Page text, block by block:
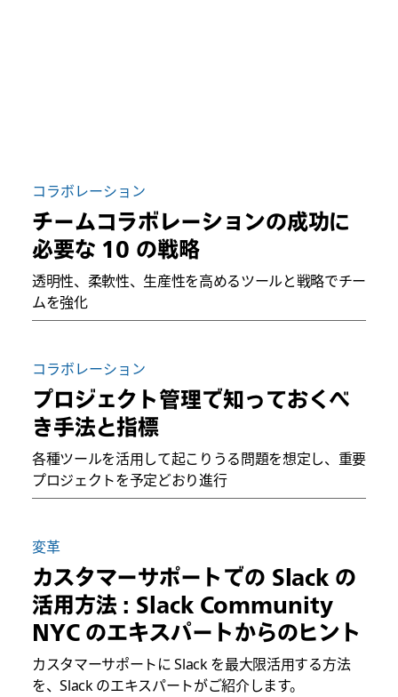
コラボレーション
チームコラボレーションの成功に
必要な 10 の戦略
透明性、柔軟性、生産性を高めるツールと戦略でチー
ムを強化
コラボレーション
プロジェクト管理で知っておくべ
き手法と指標
各種ツールを活用して起こりうる問題を想定し、重要
プロジェクトを予定どおり進行
変革
カスタマーサポートでの Slack の
活用方法 : Slack Community
NYC のエキスパートからのヒント
カスタマーサポートに Slack を最大限活用する方法
を、Slack のエキスパートがご紹介します。